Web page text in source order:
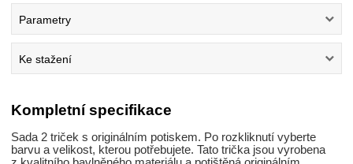
Parametry
Ke stažení
Kompletní specifikace
Sada 2 triček s originálním potiskem. Po rozkliknutí vyberte
barvu a velikost, kterou potřebujete. Tato trička jsou vyrobena